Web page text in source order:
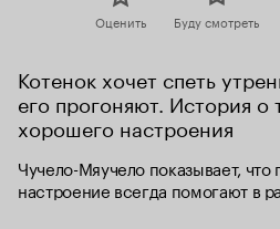
Оценить Буду смотреть
Котенок хочет спеть
его прогоняют. История о
хорошего настроения
Чучело-Мяучело показывает,
настроение всегда помогают в